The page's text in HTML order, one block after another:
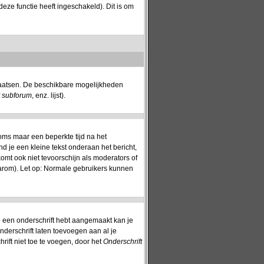
functie heeft ingeschakeld). Dit is om
De beschikbare mogelijkheden
, enz. lijst).
maar een beperkte tijd na het
je een kleine tekst onderaan het bericht,
ook niet tevoorschijn als moderators of
Let op: Normale gebruikers kunnen
onderschrift hebt aangemaakt kan je
laten toevoegen aan al je
niet toe te voegen, door hetOnderschrift